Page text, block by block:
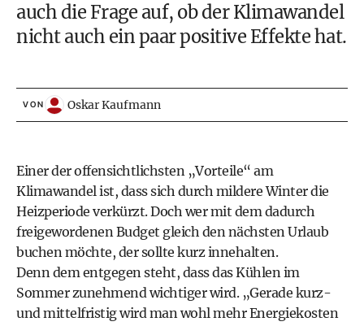
auch die Frage auf, ob der Klimawandel
nicht auch ein paar positive Effekte hat.
VON Oskar Kaufmann
Einer der offensichtlichsten „Vorteile“ am
Klimawandel ist, dass sich durch mildere Winter die
Heizperiode verkürzt. Doch wer mit dem dadurch
freigewordenen Budget gleich den nächsten Urlaub
buchen möchte, der sollte kurz innehalten.
Denn dem entgegen steht, dass das Kühlen im
Sommer zunehmend wichtiger wird. „Gerade kurz-
und mittelfristig wird man wohl mehr Energiekosten